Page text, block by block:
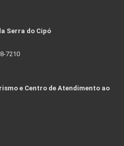
Serra do Cipó
7210
e Centro de Atendimento ao